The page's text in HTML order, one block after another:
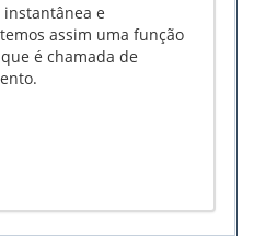
e
assim uma função
é chamada de